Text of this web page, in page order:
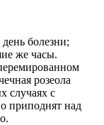
болезни;
же часы.
розеола
случаях с
приподнят над